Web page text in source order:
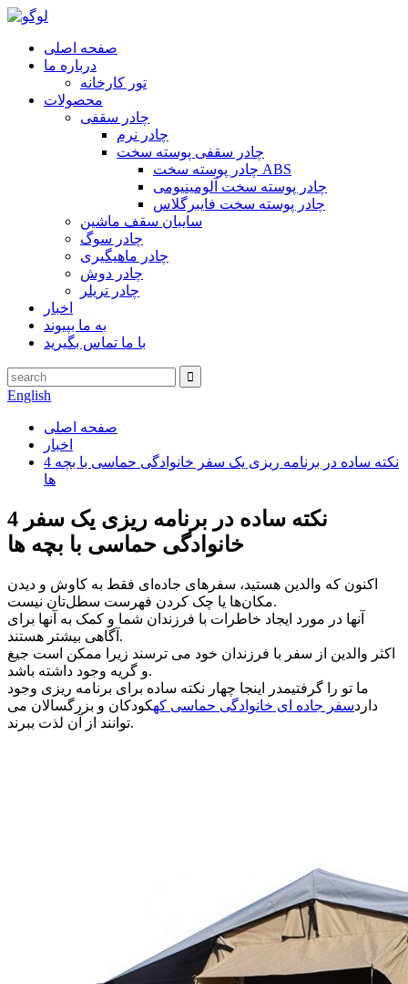
صفحه اصلی
درباره ما
تور کارخانه
محصولات
چادر سقفی
چادر نرم
چادر سقفی پوسته سخت
چادر پوسته سخت ABS
چادر پوسته سخت آلومینیومی
چادر پوسته سخت فایبرگلاس
سایبان سقف ماشین
چادر سوگ
چادر ماهیگیری
چادر دوش
چادر تریلر
اخبار
به ما بپیوند
با ما تماس بگیرید
English
صفحه اصلی
اخبار
4 نکته ساده در برنامه ریزی یک سفر خانوادگی حماسی با بچه
ها
4 نکته ساده در برنامه ریزی یک سفر
خانوادگی حماسی با بچه ها
اکنون که والدین هستید، سفرهای جاده‌ای فقط به کاوش و دیدن
مکان‌ها یا چک کردن فهرست سطل‌تان نیست.
آنها در مورد ایجاد خاطرات با فرزندان شما و کمک به آنها برای
آگاهی بیشتر هستند.
اکثر والدین از سفر با فرزندان خود می ترسند زیرا ممکن است جیغ
و گریه وجود داشته باشد.
ما تو را گرفتیمدر اینجا چهار نکته ساده برای برنامه ریزی وجود
داردسفر جاده ای خانوادگی حماسی کهکودکان و بزرگسالان می
توانند از آن لذت ببرند.